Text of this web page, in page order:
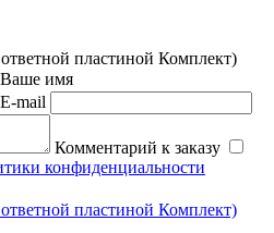
пластиной Комплект)
Ваше имя
E-mail
Комментарий к заказу
конфиденциальности
пластиной Комплект)